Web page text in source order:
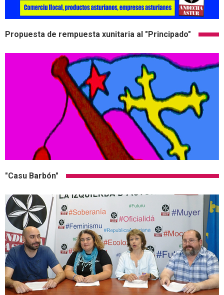
Propuesta de rempuesta xunitaria al "Principado"
"Casu Barbón"